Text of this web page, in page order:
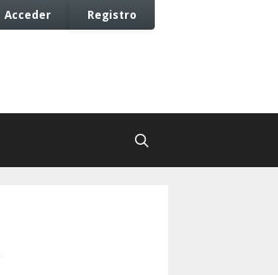
Acceder Registro